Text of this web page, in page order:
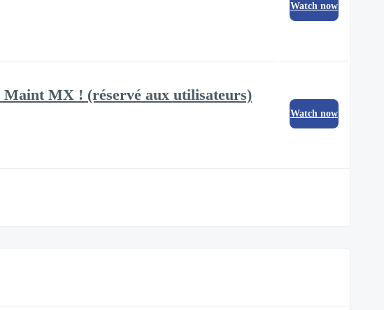
Watch now
Maint MX ! (réservé aux utilisateurs)
Watch now